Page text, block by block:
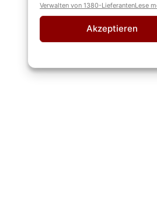
Verwalten von 1380-LieferantenLese
Akzeptieren